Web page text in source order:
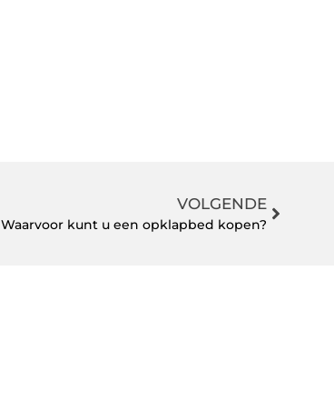
VOLGENDE
Waarvoor kunt u een opklapbed kopen?